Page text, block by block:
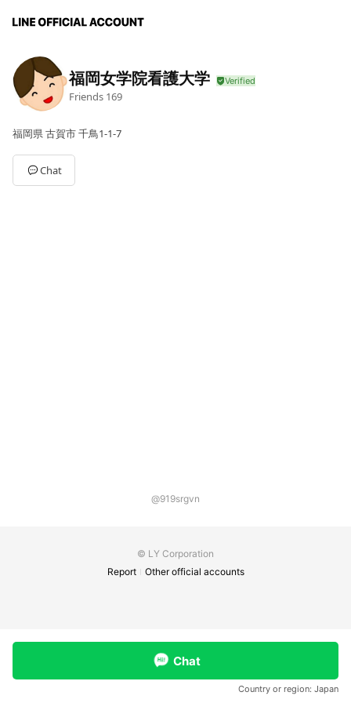
福岡女学院看護大学
Friends 169
福岡県 古賀市 千鳥1-1-7
Chat
@919srgvn
© LY Corporation
Report
Other official accounts
Chat
Country or region: Japan